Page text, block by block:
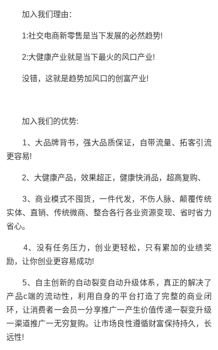
加入我们理由：
1:社交电商新零售是当下发展的必然趋势!
2:大健康产业就是当下最火的风口产业!
没错，这就是趋势加风口的创富产业!
加入我们的优势:
1、大品牌背书，强大品质保证，自带流量、拓客引流
更容易!
2、大健康产品，效果超正，健康快消品，超高复购、
3、商业模式不囤货，一件代发，不伤人脉、颠覆传统
实体、直销、传统微商、整合各行各业资源变现、省时省力
省心。
4、没有任务压力，创业更轻松，只有累加的业绩奖
励，让你创业更容易成功!
5、自主创新的自动裂变自动升级体系，真正的解决了
产品c端的流动性，利用自身的平台打造了完整的商业闭
环，让消费者一会员一分享推广一产生价值传递一裂变升级
一渠道推广一无穷复购。让市场良性遵循财富保持持久，长
远性!